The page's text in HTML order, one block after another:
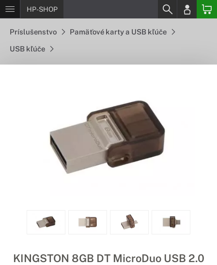
HP-SHOP
Príslušenstvo Pamäťové karty a USB kľúče
USB kľúče
KINGSTON 8GB DT MicroDuo USB 2.0